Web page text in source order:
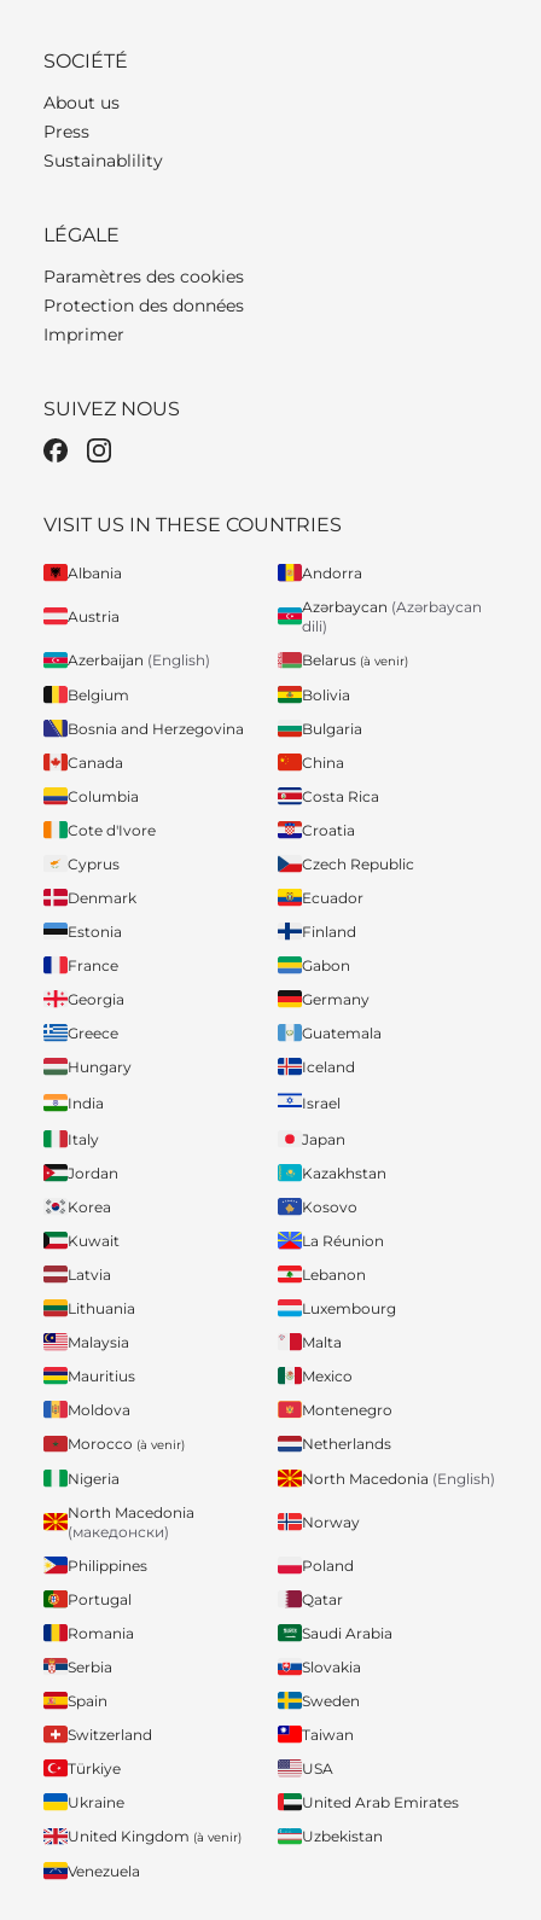
SOCIÉTÉ
About us
Press
Sustainablility
LÉGALE
Paramètres des cookies
Protection des données
Imprimer
SUIVEZ NOUS
VISIT US IN THESE COUNTRIES
Albania Andorra
Austria
Azərbaycan (Azərbaycan
dili)
Azerbaijan (English) Belarus (à venir)
Belgium
Bolivia
Bosnia and Herzegovina
Bulgaria
Canada
China
Columbia
Costa Rica
Cote d'Ivore
Croatia
Cyprus
Czech Republic
Denmark
Ecuador
Estonia
Finland
France
Gabon
Georgia
Germany
Greece
Guatemala
Hungary
Iceland
India
Israel
Italy
Japan
Jordan
Kazakhstan
Korea
Kosovo
Kuwait
La Réunion
Latvia
Lebanon
Lithuania
Luxembourg
Malaysia
Malta
Mauritius
Mexico
Moldova
Montenegro
Morocco (à venir)
Netherlands
Nigeria
North Macedonia (English)
North Macedonia
(македонски)
Norway
Philippines
Poland
Portugal
Qatar
Romania
Saudi Arabia
Serbia
Slovakia
Spain
Sweden
Switzerland
Taiwan
Türkiye
USA
Ukraine
United Arab Emirates
United Kingdom (à venir)
Uzbekistan
Venezuela